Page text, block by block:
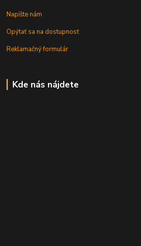
Napíšte nám
Opýtať sa na dostupnosť
Reklamačný formulár
Kde nás nájdete